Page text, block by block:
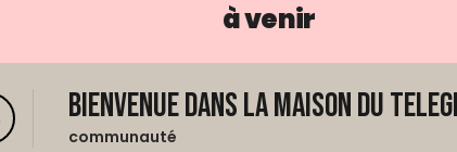
à venir
Bienvenue dans La Maison du
communauté